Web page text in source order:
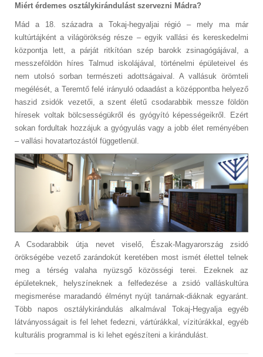
Miért érdemes osztálykirándulást szervezni Mádra?
Mád a 18. századra a Tokaj-hegyaljai régió – mely ma már
kultúrtájként a világörökség része – egyik vallási és kereskedelmi
központja lett, a párját ritkítóan szép barokk zsinagógájával, a
messzeföldön híres Talmud iskolájával, történelmi épületeivel és
nem utolsó sorban természeti adottságaival. A vallásuk örömteli
megélését, a Teremtő felé irányuló odaadást a középpontba helyező
haszid zsidók vezetői, a szent életű csodarabbik messze földön
híresek voltak bölcsességükről és gyógyító képességeikről. Ezért
sokan fordultak hozzájuk a gyógyulás vagy a jobb élet reményében
– vallási hovatartozástól függetlenül.
A Csodarabbik útja nevet viselő, Észak-Magyarország zsidó
örökségébe vezető zarándokút keretében most ismét élettel telnek
meg a térség valaha nyüzsgő közösségi terei. Ezeknek az
épületeknek, helyszíneknek a felfedezése a zsidó valláskultúra
megismerése maradandó élményt nyújt tanárnak-diáknak egyaránt.
Több napos osztálykirándulás alkalmával Tokaj-Hegyalja egyéb
látványosságait is fel lehet fedezni, vártúrákkal, vízitúrákkal, egyéb
kulturális programmal is ki lehet egészíteni a kirándulást.